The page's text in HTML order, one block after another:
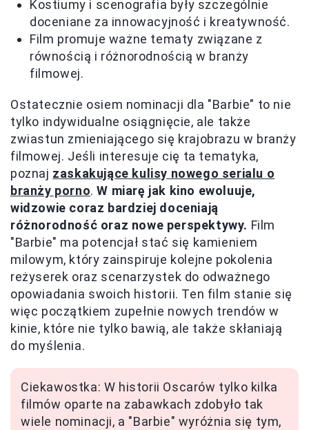
Kostiumy i scenografia były szczególnie
doceniane za innowacyjność i kreatywność.
Film promuje ważne tematy związane z
równością i różnorodnością w branży
filmowej.
Ostatecznie osiem nominacji dla "Barbie" to nie
tylko indywidualne osiągnięcie, ale także
zwiastun zmieniającego się krajobrazu w branży
filmowej. Jeśli interesuje cię ta tematyka,
poznaj zaskakujące kulisy nowego serialu o
branży porno.W miarę jak kino ewoluuje,
widzowie coraz bardziej doceniają
różnorodność oraz nowe perspektywy. Film
"Barbie" ma potencjał stać się kamieniem
milowym, który zainspiruje kolejne pokolenia
reżyserek oraz scenarzystek do odważnego
opowiadania swoich historii. Ten film stanie się
więc początkiem zupełnie nowych trendów w
kinie, które nie tylko bawią, ale także skłaniają
do myślenia.
Ciekawostka: W historii Oscarów tylko kilka
filmów oparte na zabawkach zdobyło tak
wiele nominacji, a "Barbie" wyróżnia się tym,